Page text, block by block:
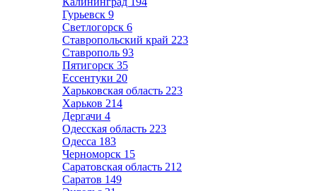
Гурьевск 9
Светлогорск 6
Ставропольский край 223
Ставрополь 93
Пятигорск 35
Ессентуки 20
Харьковская область 223
Харьков 214
Дергачи 4
Одесская область 223
Одесса 183
Черноморск 15
Саратовская область 212
Саратов 149